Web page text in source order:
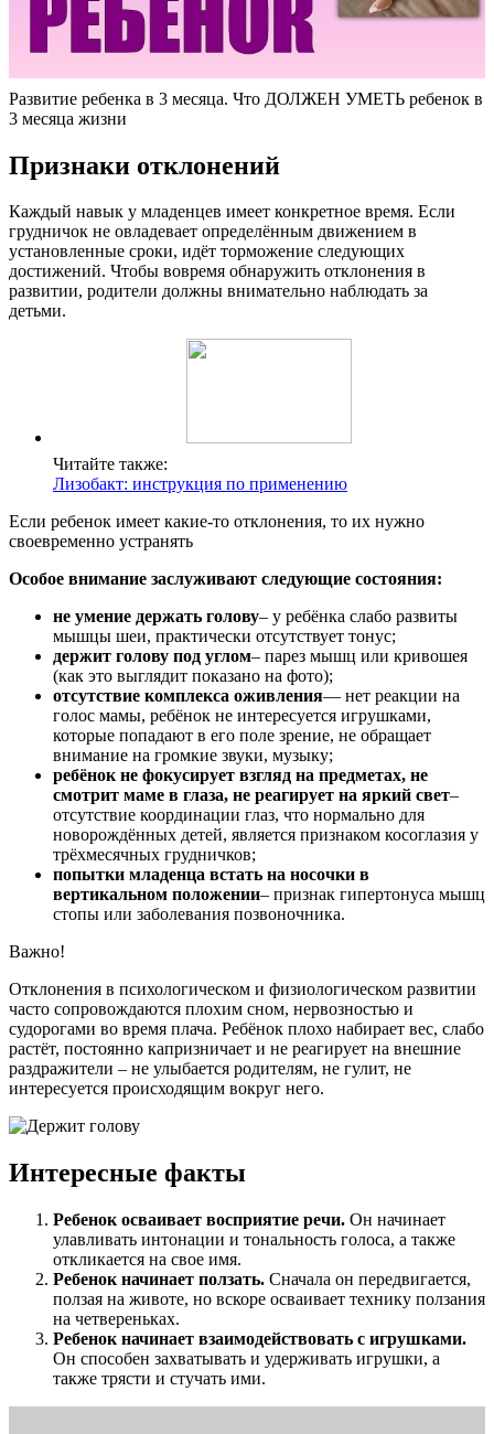
Развитие ребенка в 3 месяца. Что ДОЛЖЕН УМЕТЬ ребенок в
3 месяца жизни
Признаки отклонений
Каждый навык у младенцев имеет конкретное время. Если
грудничок не овладевает определённым движением в
установленные сроки, идёт торможение следующих
достижений. Чтобы вовремя обнаружить отклонения в
развитии, родители должны внимательно наблюдать за
детьми.
Читайте также:
Лизобакт: инструкция по применению
Если ребенок имеет какие-то отклонения, то их нужно
своевременно устранять
Особое внимание заслуживают следующие состояния:
не умение держать голову– у ребёнка слабо развиты
мышцы шеи, практически отсутствует тонус;
держит голову под углом– парез мышц или кривошея
(как это выглядит показано на фото);
отсутствие комплекса оживления— нет реакции на
голос мамы, ребёнок не интересуется игрушками,
которые попадают в его поле зрение, не обращает
внимание на громкие звуки, музыку;
ребёнок не фокусирует взгляд на предметах, не
смотрит маме в глаза, не реагирует на яркий свет–
отсутствие координации глаз, что нормально для
новорождённых детей, является признаком косоглазия у
трёхмесячных грудничков;
попытки младенца встать на носочки в
вертикальном положении– признак гипертонуса мышц
стопы или заболевания позвоночника.
Важно!
Отклонения в психологическом и физиологическом развитии
часто сопровождаются плохим сном, нервозностью и
судорогами во время плача. Ребёнок плохо набирает вес, слабо
растёт, постоянно капризничает и не реагирует на внешние
раздражители – не улыбается родителям, не гулит, не
интересуется происходящим вокруг него.
Интересные факты
Ребенок осваивает восприятие речи. Он начинает
улавливать интонации и тональность голоса, а также
откликается на свое имя.
Ребенок начинает ползать. Сначала он передвигается,
ползая на животе, но вскоре осваивает технику ползания
на четвереньках.
Ребенок начинает взаимодействовать с игрушками.
Он способен захватывать и удерживать игрушки, а
также трясти и стучать ими.